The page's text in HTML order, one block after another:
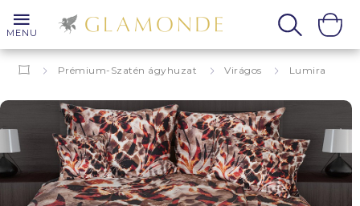
MENU
Prémium-Szatén ágyhuzat Virágos Lumira